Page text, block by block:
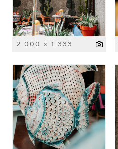
2 000 x 1 333